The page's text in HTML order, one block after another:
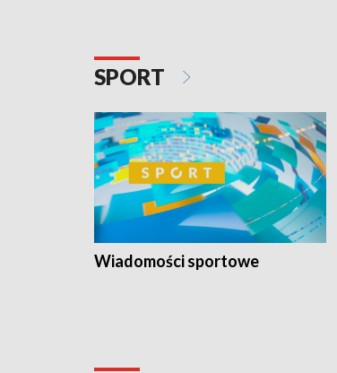
SPORT
Wiadomości sportowe